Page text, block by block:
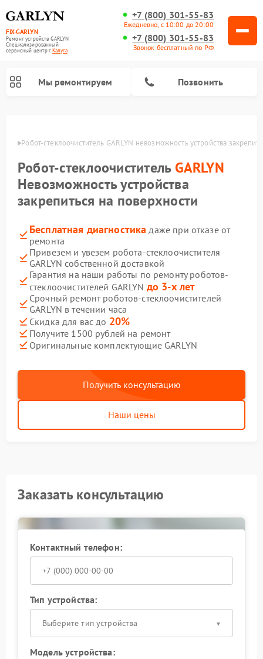
FIX-GARLYN
Ремонт устройств GARLYN
Специализированный
cервисный центр г.Калуга
+7 (800) 301-55-83
Ежедневно, с 10:00 до 20:00
+7 (800) 301-55-83
Звонок бесплатный по РФ
Мы ремонтируем Позвонить
Робот-стеклоочиститель GARLYN невозможность устройства
Робот-стеклоочиститель GARLYN
Невозможность устройства
закрепиться на поверхности
Бесплатная диагностика даже при отказе от
ремонта
Привезем и увезем робота-стеклоочистителя
GARLYN собственной доставкой
Гарантия на наши работы по ремонту роботов-
стеклоочистителей GARLYN до 3-х лет
Срочный ремонт роботов-стеклоочистителей
GARLYN в течении часа
Скидка для вас до 20%
Получите 1500 рублей на ремонт
Оригинальные комплектующие GARLYN
Получить консультацию
Наши цены
Заказать консультацию
Контактный телефон:
Тип устройства:
Выберите тип устройства
Модель устройства: